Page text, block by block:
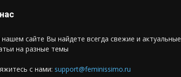
нашем сайте Вы найдете всегда свежие и актуальные
на разные темы
с нами: support@feminissimo.ru